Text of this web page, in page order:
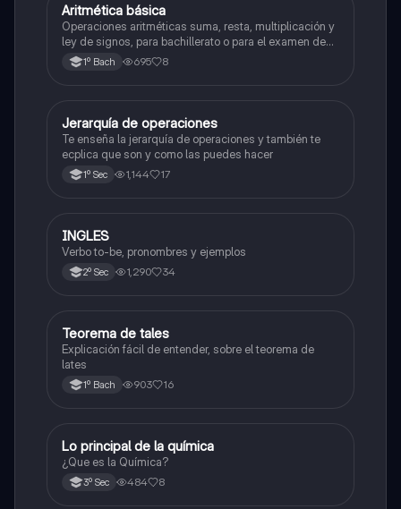
Matemáticas
Aritmética básica
Operaciones aritméticas suma, resta, multiplicación y
ley de signos, para bachillerato o para el examen de
admisión a la universidad
1º Bach 695 8
Matemáticas
Jerarquía de operaciones
Te enseña la jerarquía de operaciones y también te
ecplica que son y como las puedes hacer
1º Sec 1,144 17
Inglés
INGLES
Verbo to-be, pronombres y ejemplos
2º Sec 1,290 34
Matemáticas
Teorema de tales
Explicación fácil de entender, sobre el teorema de
lates
1º Bach 903 16
Química
Lo principal de la química
¿Que es la Química?
3º Sec 484 8